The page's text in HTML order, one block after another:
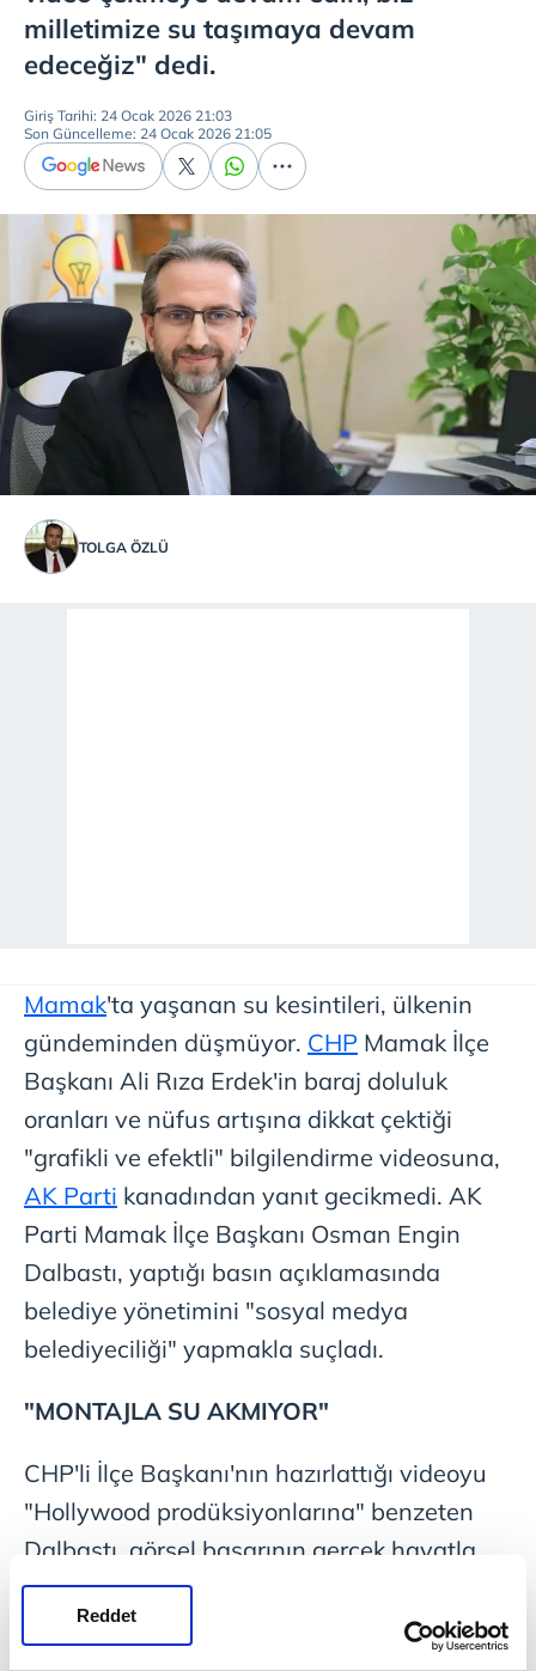
Reddet
milletimize su taşımaya devam
edeceğiz" dedi.
Giriş Tarihi: 24 Ocak 2026 21:03
Son Güncelleme: 24 Ocak 2026 21:05
TOLGA ÖZLÜ
Mamak'ta yaşanan su kesintileri, ülkenin
gündeminden düşmüyor. CHP Mamak İlçe
Başkanı Ali Rıza Erdek'in baraj doluluk
oranları ve nüfus artışına dikkat çektiği
"grafikli ve efektli" bilgilendirme videosuna,
AK Parti kanadından yanıt gecikmedi. AK
Parti Mamak İlçe Başkanı Osman Engin
Dalbastı, yaptığı basın açıklamasında
belediye yönetimini "sosyal medya
belediyeciliği" yapmakla suçladı.
"MONTAJLA SU AKMIYOR"
CHP'li İlçe Başkanı'nın hazırlattığı videoyu
"Hollywood prodüksiyonlarına" benzeten
Dalbastı, görsel başarının gerçek hayatla
uyuşmadığını savundu. Dalbastı, şu
ifadeleri kullandı: